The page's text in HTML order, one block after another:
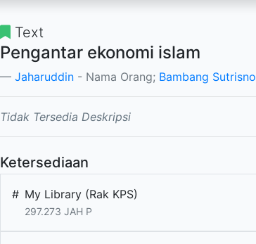
Text
Pengantar ekonomi islam
Jaharuddin - Nama Orang; Bambang Sutrisno
Tidak Tersedia Deskripsi
Ketersediaan
# My Library (Rak KPS)
297.273 JAH P